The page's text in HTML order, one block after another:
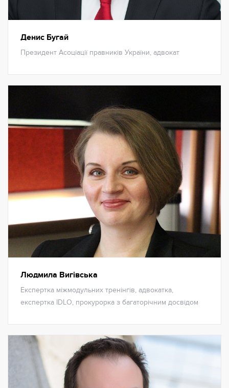
Денис Бугай
Президент Асоціації правників України, адвокат
Людмила Вигівська
Eкспертка міжмодульних тренінгів, адвокатка,
експертка IDLO, прокурорка з багаторічним досвідом